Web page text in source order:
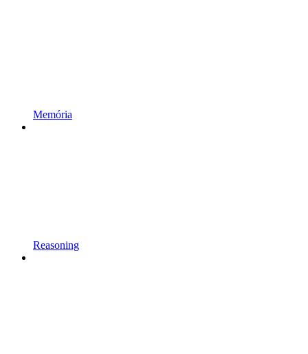
Memória
Reasoning